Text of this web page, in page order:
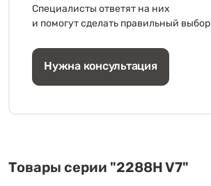
Специалисты ответят на них
и помогут сделать правильный выбор
Нужна консультация
Товары серии "2288H V7"